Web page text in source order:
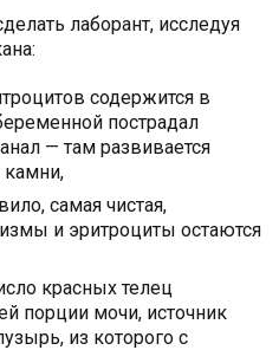
лаборант, исследуя
содержится в
пострадал
— там развивается
камни,
самая чистая,
и эритроциты остаются
красных телец
порции мочи, источник
из которого с